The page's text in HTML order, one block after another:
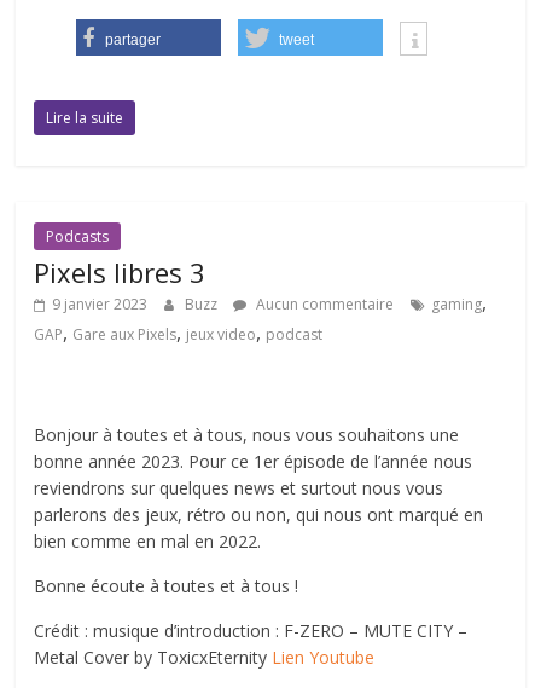
partager tweet
Lire la suite
Podcasts
Pixels libres 3
9 janvier 2023 Buzz Aucun commentaire gaming,
GAP, Gare aux Pixels, jeux video, podcast
Bonjour à toutes et à tous, nous vous souhaitons une
bonne année 2023. Pour ce 1er épisode de l’année nous
reviendrons sur quelques news et surtout nous vous
parlerons des jeux, rétro ou non, qui nous ont marqué en
bien comme en mal en 2022.
Bonne écoute à toutes et à tous !
Crédit : musique d’introduction : F-ZERO – MUTE CITY –
Metal Cover by ToxicxEternity Lien Youtube